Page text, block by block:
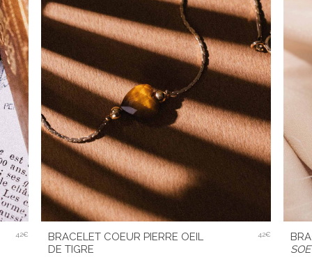
42€
BRACELET COEUR PIERRE OEIL
DE TIGRE
42€